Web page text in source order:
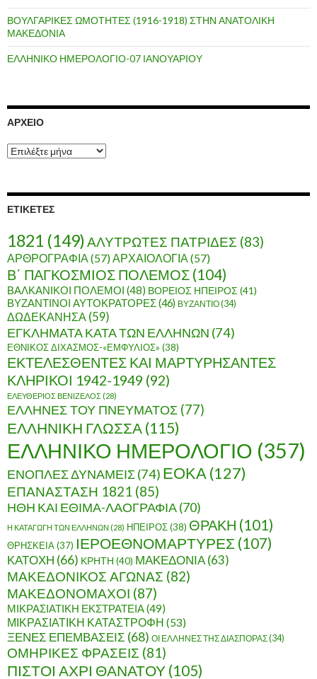
ΒΟΥΛΓΑΡΙΚΕΣ ΩΜΟΤΗΤΕΣ (1916-1918) ΣΤΗΝ ΑΝΑΤΟΛΙΚΗ
ΜΑΚΕΔΟΝΙΑ
ΕΛΛΗΝΙΚΟ ΗΜΕΡΟΛΟΓΙΟ-07 ΙΑΝΟΥΑΡΙΟΥ
ΑΡΧΕΊΟ
Α
ρ
ο
ΕΤΙΚΈΤΕΣ
1821 (149)ΑΛΥΤΡΩΤΕΣ ΠΑΤΡΙΔΕΣ (83)
ΑΡΘΡΟΓΡΑΦΙΑ(57)ΑΡΧΑΙΟΛΟΓΙΑ(57)
Β΄ ΠΑΓΚΟΣΜΙΟΣ ΠΟΛΕΜΟΣ (104)
ΒΑΛΚΑΝΙΚΟΙ ΠΟΛΕΜΟΙ (48) ΒΟΡΕΙΟΣ ΗΠΕΙΡΟΣ (41)
ΒΥΖΑΝΤΙΝΟΙ ΑΥΤΟΚΡΑΤΟΡΕΣ(46) ΒΥΖΑΝΤΙΟ(34)
ΔΩΔΕΚΑΝΗΣΑ (59)
ΕΓΚΛΗΜΑΤΑ ΚΑΤΑ ΤΩΝ ΕΛΛΗΝΩΝ (74)
ΕΘΝΙΚΟΣ ΔΙΧΑΣΜΟΣ-«ΕΜΦΥΛΙΟΣ» (38)
ΕΚΤΕΛΕΣΘΕΝΤΕΣ ΚΑΙ ΜΑΡΤΥΡΗΣΑΝΤΕΣ
ΚΛΗΡΙΚΟΙ 1942-1949 (92)
ΕΛΕΥΘΕΡΙΟΣ ΒΕΝΙΖΕΛΟΣ (28)
ΕΛΛΗΝΕΣ ΤΟΥ ΠΝΕΥΜΑΤΟΣ (77)
ΕΛΛΗΝΙΚΗ ΓΛΩΣΣΑ (115)
ΕΛΛΗΝΙΚΟ ΗΜΕΡΟΛΟΓΙΟ (357)
ΕΝΟΠΛΕΣ ΔΥΝΑΜΕΙΣ(74) ΕΟΚΑ (127)
ΕΠΑΝΑΣΤΑΣΗ 1821 (85)
ΗΘΗ ΚΑΙ ΕΘΙΜΑ-ΛΑΟΓΡΑΦΙΑ(70)
Η ΚΑΤΑΓΩΓΗ ΤΩΝ ΕΛΛΗΝΩΝ (28) ΗΠΕΙΡΟΣ(38) ΘΡΑΚΗ (101)
ΘΡΗΣΚΕΙΑ(37) ΙΕΡΟΕΘΝΟΜΑΡΤΥΡΕΣ (107)
ΚΑΤΟΧΗ (66) ΚΡΗΤΗ (40) ΜΑΚΕΔΟΝΙΑ(63)
ΜΑΚΕΔΟΝΙΚΟΣ ΑΓΩΝΑΣ (82)
ΜΑΚΕΔΟΝΟΜΑΧΟΙ (87)
ΜΙΚΡΑΣΙΑΤΙΚΗ ΕΚΣΤΡΑΤΕΙΑ(49)
ΜΙΚΡΑΣΙΑΤΙΚΗ ΚΑΤΑΣΤΡΟΦΗ (53)
ΞΕΝΕΣ ΕΠΕΜΒΑΣΕΙΣ (68) ΟΙ ΕΛΛΗΝΕΣ ΤΗΣ ΔΙΑΣΠΟΡΑΣ(34)
ΟΜΗΡΙΚΕΣ ΦΡΑΣΕΙΣ (81)
ΠΙΣΤΟΙ ΑΧΡΙ ΘΑΝΑΤΟΥ (105)